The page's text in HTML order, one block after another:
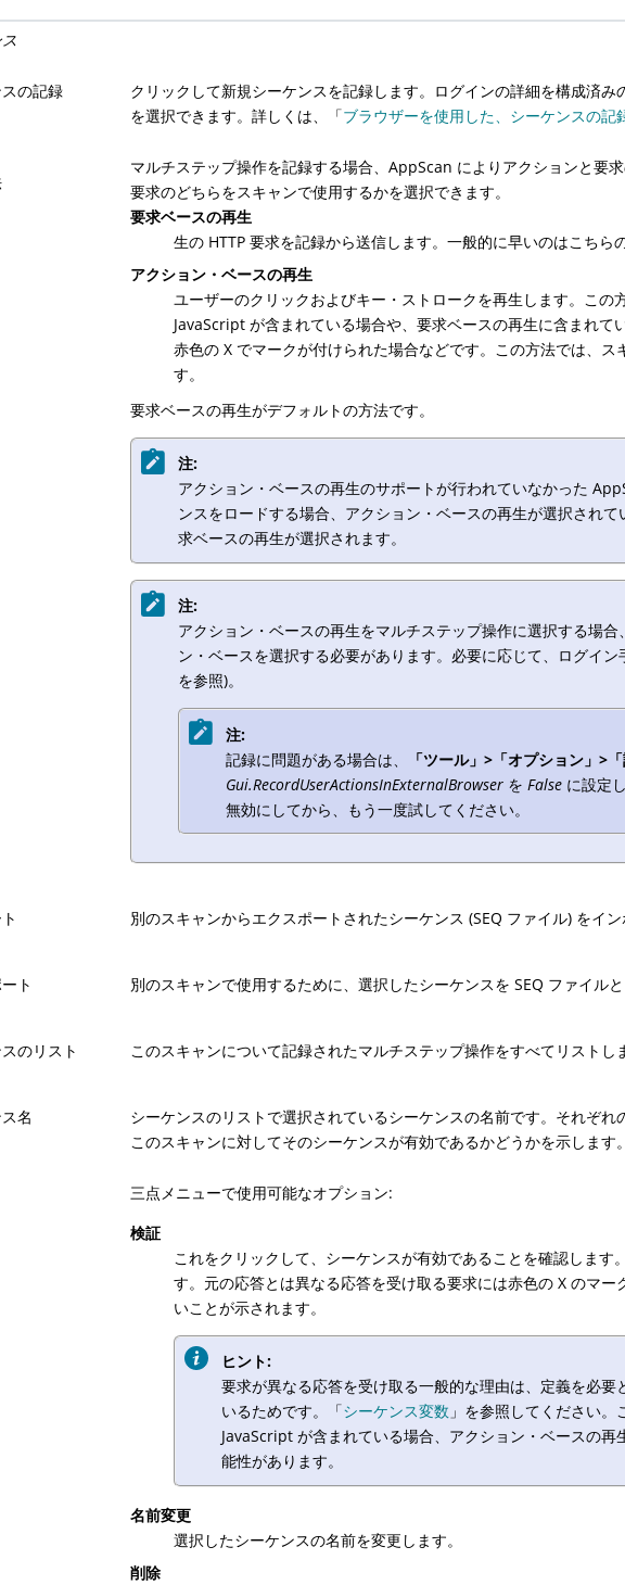
の記録
クリックして新規シーケンスを記録します。ログインの詳細を構成済
を選択できます。詳しくは、「ブラウザーを使用した、シーケンスの記
マルチステップ操作を記録する場合、AppScan によりアクションと要
要求のどちらをスキャンで使用するかを選択できます。
要求ベースの再生
生の HTTP 要求を記録から送信します。一般的に早いのはこちら
アクション・ベースの再生
ユーザーのクリックおよびキー・ストロークを再生します。この
JavaScript が含まれている場合や、要求ベースの再生に含まれて
赤色の X でマークが付けられた場合などです。この方法では、ス
す。
要求ベースの再生がデフォルトの方法です。
注:
アクション・ベースの再生のサポートが行われていなかった
ンスをロードする場合、アクション・ベースの再生が選択されて
求ベースの再生が選択されます。
注:
アクション・ベースの再生をマルチステップ操作に選択する場
ン・ベースを選択する必要があります。必要に応じて、ログイ
を参照)。
注:
記録に問題がある場合は、
「ツール」>「オプション」>「
Gui.RecordUserActionsInExternalBrowser をFalse に設定
無効にしてから、もう一度試してください。
別のスキャンからエクスポートされたシーケンス (SEQ ファイル) をイン
ト 別のスキャンで使用するために、選択したシーケンスを SEQ ファイル
のリスト このスキャンについて記録されたマルチステップ操作をすべてリストし
名
シーケンスのリストで選択されているシーケンスの名前です。それぞれ
このスキャンに対してそのシーケンスが有効であるかどうかを示します。
三点メニューで使用可能なオプション:
検証
これをクリックして、シーケンスが有効であることを確認します
す。元の応答とは異なる応答を受け取る要求には赤色の X のマ
いことが示されます。
ヒント:
要求が異なる応答を受け取る一般的な理由は、定義を必
いるためです。「シーケンス変数 」を参照してください
JavaScript が含まれている場合、アクション・ベースの
能性があります。
名前変更
選択したシーケンスの名前を変更します。
削除